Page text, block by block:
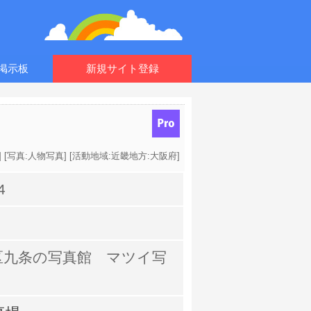
示板 新規サイト登録
[写真:人物写真] [活動地域:近畿地方:大阪府]
九条の写真館 マツイ写